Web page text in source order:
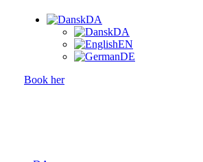
DA
DA
EN
DE
Book her